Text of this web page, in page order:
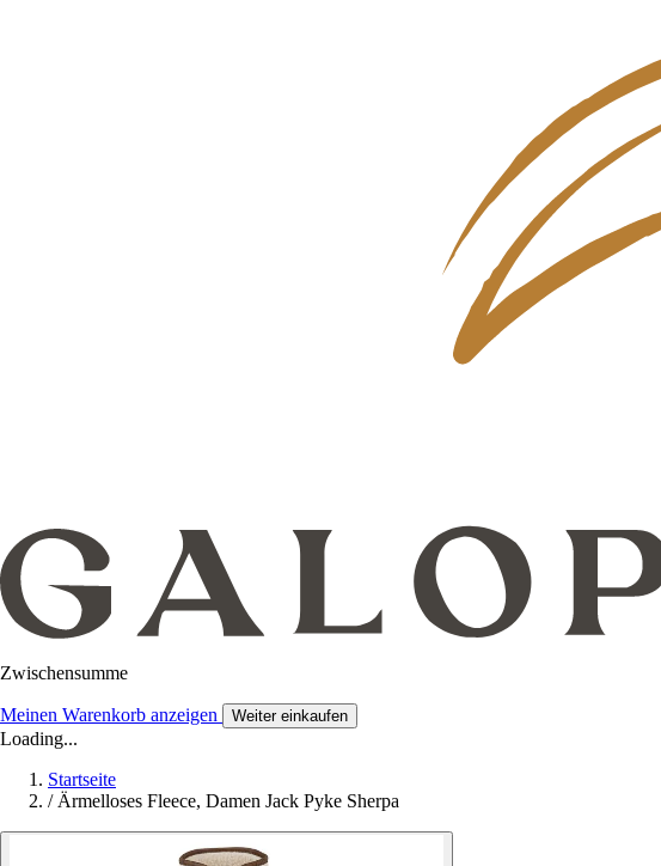
Zwischensumme
Meinen Warenkorb anzeigen Weiter einkaufen
Loading...
Startseite
/ Ärmelloses Fleece, Damen Jack Pyke Sherpa